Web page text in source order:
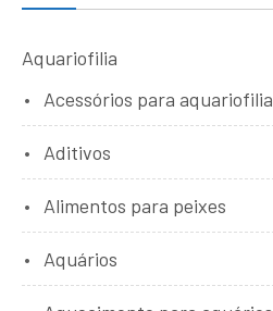
Aquariofilia
Acessórios para aquariofilia
Aditivos
Alimentos para peixes
Aquários